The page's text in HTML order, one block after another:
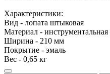
Характеристики:
Вид - лопата штыковая
Материал - инструментальная
Ширина - 210 мм
Покрытие - эмаль
Вес - 0,65 кг